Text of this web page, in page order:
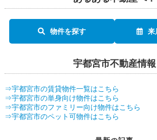
物件を探す 来
宇都宮市不動産情報
⇒宇都宮市の賃貸物件一覧はこちら
⇒宇都宮市の単身向け物件はこちら
⇒宇都宮市のファミリー向け物件はこちら
⇒宇都宮市のペット可物件はこちら